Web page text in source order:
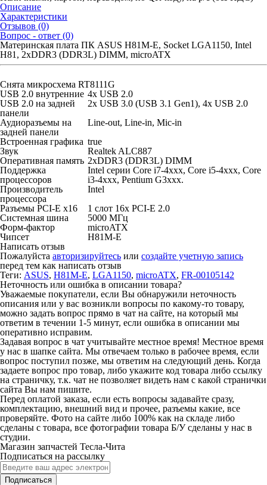
Описание
Характеристики
Отзывов (0)
Вопрос - ответ (0)
Материнская плата ПК ASUS H81M-E, Socket LGA1150, Intel
H81, 2xDDR3 (DDR3L) DIMM, microATX
Снята микросхема RT8111G
USB 2.0 внутренние 4x USB 2.0
USB 2.0 на задней
панели
2x USB 3.0 (USB 3.1 Gen1), 4x USB 2.0
Аудиоразъемы на
задней панели
Line-out, Line-in, Mic-in
Встроенная графика true
Звук
Realtek ALC887
Оперативная память 2xDDR3 (DDR3L) DIMM
Поддержка
процессоров
Intel серии Core i7-4xxx, Core i5-4xxx, Core
i3-4xxx, Pentium G3xxx.
Производитель
процессора
Intel
Разъемы PCI-E x16
1 слот 16x PCI-E 2.0
Системная шина
5000 МГц
Форм-фактор
microATX
Чипсет
H81M-E
Написать отзыв
Пожалуйста авторизируйтесь или создайте учетную запись
перед тем как написать отзыв
Теги: ASUS, H81M-E, LGA1150, microATX, FR-00105142
Неточность или ошибка в описании товара?
Уважаемые покупатели, если Вы обнаружили неточность
описания или у вас возникли вопросы по какому-то товару,
можно задать вопрос прямо в чат на сайте, на который мы
ответим в течении 1-5 минут, если ошибка в описании мы
оперативно исправим.
Задавая вопрос в чат учитывайте местное время! Местное время
у нас в шапке сайта. Мы отвечаем только в рабочее время, если
вопрос поступил позже, мы ответим на следующий день. Когда
задаете вопрос про товар, либо укажите код товара либо ссылку
на страничку, т.к. чат не позволяет видеть нам с какой странички
сайта Вы нам пишите.
Перед оплатой заказа, если есть вопросы задавайте сразу,
комплектацию, внешний вид и прочее, разъемы какие, все
проверяйте. Фото на сайте либо 100% как на складе либо
сделаны с товара, все фотографии товара Б/У сделаны у нас в
студии.
Магазин запчастей Тесла-Чита
Подписаться на рассылку
Подписаться